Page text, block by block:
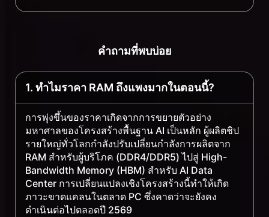
คำถามที่พบบ่อย
1. ทำไมราคา RAM ถึงแพงมากในตอนนี้?
การพุ่งขึ้นของราคาเกิดจากการขยายตัวอย่าง
มหาศาลของโครงสร้างพื้นฐาน AI เป็นหลัก ผู้ผลิตชิป
รายใหญ่ทั่วโลกกำลังปรับเปลี่ยนกำลังการผลิตจาก
RAM สำหรับผู้บริโภค (DDR4/DDR5) ไปสู่ High-
Bandwidth Memory (HBM) สำหรับ AI Data
Center การเปลี่ยนแปลงเชิงโครงสร้างนี้ทำให้เกิด
ภาวะขาดแคลนในตลาด PC ซึ่งคาดว่าจะยังคง
ดำเนินต่อไปตลอดปี 2569